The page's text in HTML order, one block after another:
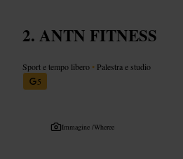
ANTN FITNESS
Sport e tempo libero • Palestra e studio
5
Immagine /Wheree